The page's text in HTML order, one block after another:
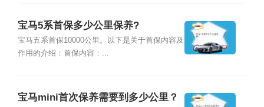
宝马5系首保多少公里保养?
宝马五系首保10000公里。以下是关于首保内容及
作用的介绍：首保内容：...
宝马mini首次保养需要到多少公里？